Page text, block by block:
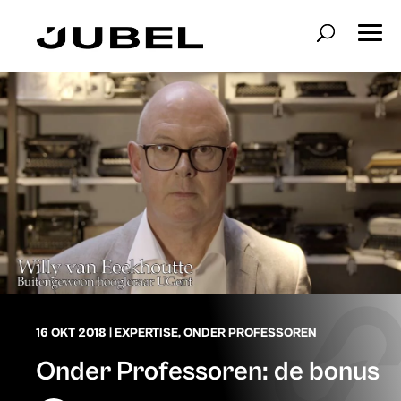
16 OKT 2018 EXPERTISE,ONDER PROFESSOREN
Onder Professoren: de bonus